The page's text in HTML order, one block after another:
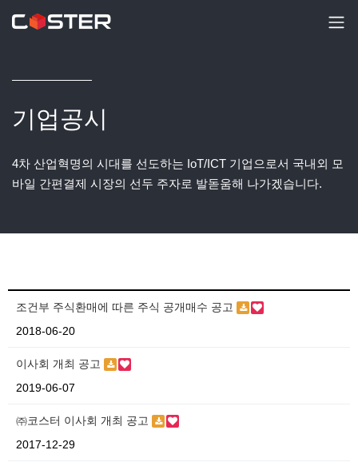
기업공시
4차 산업혁명의 시대를 선도하는 IoT/ICT 기업으로서 국내외 모
바일 간편결제 시장의 선두 주자로 발돋움해 나가겠습니다.
조건부 주식환매에 따른 주식 공개매수 공고
2018-06-20
이사회 개최 공고
2019-06-07
㈜코스터 이사회 개최 공고
2017-12-29